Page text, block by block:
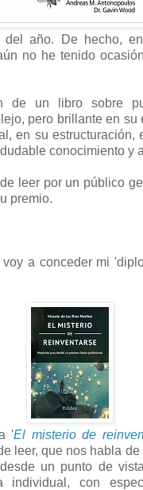
del año. De hecho,
no he tenido
de un libro sobre
pero brillante en su
en su estructuración,
conocimiento y
leer por un público
premio.
voy a conceder mi
'El misterio de
leer, que nos habla
un punto de
individual, con